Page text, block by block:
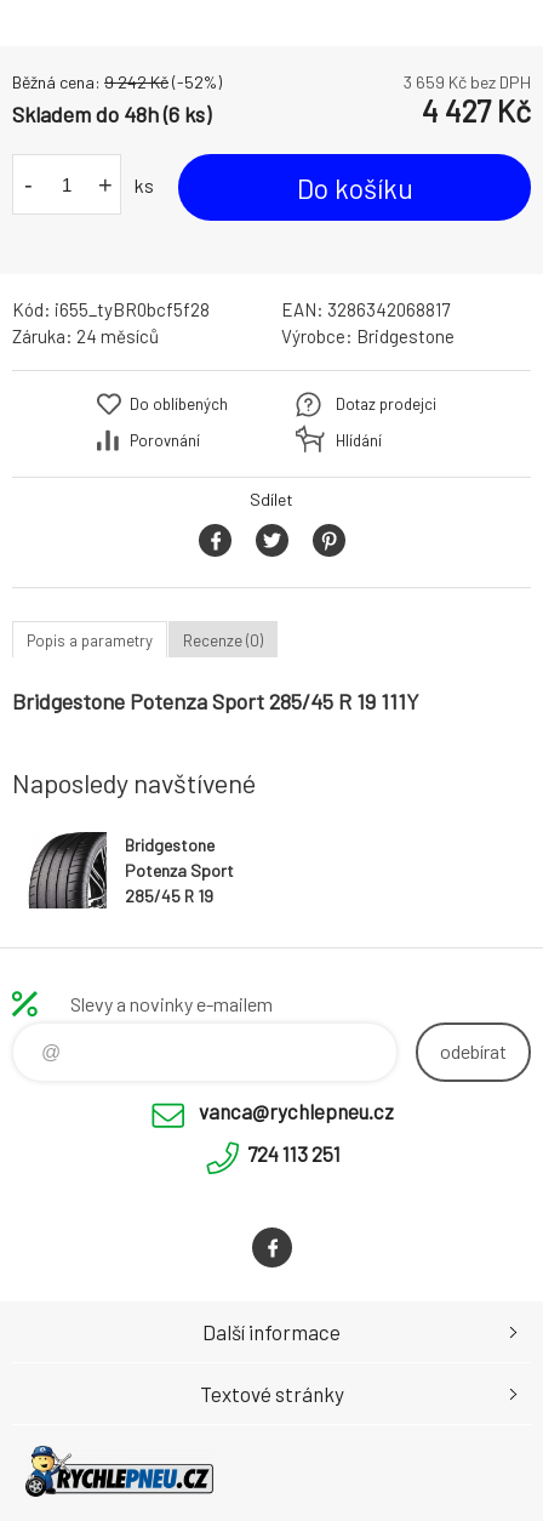
Běžná cena: 9 242Kč(-52%) 3 659 Kč bez DPH
Skladem do 48h (6 ks) 4 427Kč
- + ks Do košíku
Kód: i655_tyBR0bcf5f28 EAN: 3286342068817
Záruka: 24 měsíců Výrobce: Bridgestone
Do oblíbených
Porovnání
Dotaz prodejci
Hlídání
Sdílet
Popis a parametry Recenze (0)
Bridgestone Potenza Sport 285/45 R 19 111Y
Naposledy navštívené
Bridgestone
Potenza Sport
285/45 R 19
Slevy a novinky e-mailem
odebírat
vanca@rychlepneu.cz
724 113 251
Další informace
Textové stránky